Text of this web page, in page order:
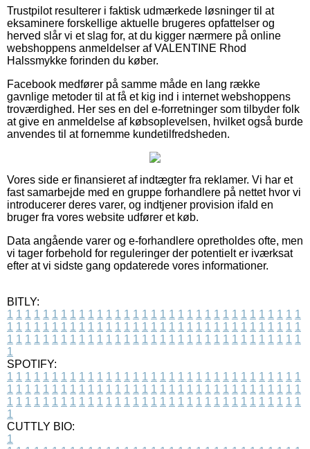
Trustpilot resulterer i faktisk udmærkede løsninger til at
eksaminere forskellige aktuelle brugeres opfattelser og
herved slår vi et slag for, at du kigger nærmere på online
webshoppens anmeldelser af VALENTINE Rhod
Halssmykke forinden du køber.
Facebook medfører på samme måde en lang række
gavnlige metoder til at få et kig ind i internet webshoppens
troværdighed. Her ses en del e-forretninger som tilbyder folk
at give en anmeldelse af købsoplevelsen, hvilket også burde
anvendes til at fornemme kundetilfredsheden.
Vores side er finansieret af indtægter fra reklamer. Vi har et
fast samarbejde med en gruppe forhandlere på nettet hvor vi
introducerer deres varer, og indtjener provision ifald en
bruger fra vores website udfører et køb.
Data angående varer og e-forhandlere opretholdes ofte, men
vi tager forbehold for reguleringer der potentielt er iværksat
efter at vi sidste gang opdaterede vores informationer.
BITLY:
1 1 1 1 1 1 1 1 1 1 1 1 1 1 1 1 1 1 1 1 1 1 1 1 1 1 1 1 1 1 1 1 1
1 1 1 1 1 1 1 1 1 1 1 1 1 1 1 1 1 1 1 1 1 1 1 1 1 1 1 1 1 1 1 1 1
1 1 1 1 1 1 1 1 1 1 1 1 1 1 1 1 1 1 1 1 1 1 1 1 1 1 1 1 1 1 1 1 1
1
SPOTIFY:
1 1 1 1 1 1 1 1 1 1 1 1 1 1 1 1 1 1 1 1 1 1 1 1 1 1 1 1 1 1 1 1 1
1 1 1 1 1 1 1 1 1 1 1 1 1 1 1 1 1 1 1 1 1 1 1 1 1 1 1 1 1 1 1 1 1
1 1 1 1 1 1 1 1 1 1 1 1 1 1 1 1 1 1 1 1 1 1 1 1 1 1 1 1 1 1 1 1 1
1
CUTTLY BIO:
1